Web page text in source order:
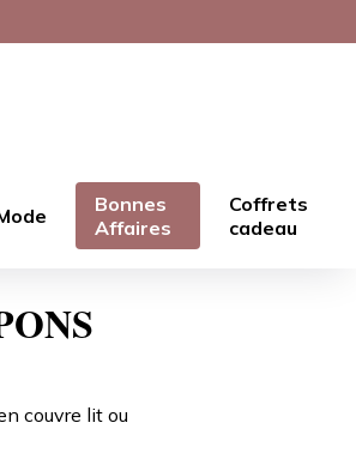
Bonnes
Affaires
Coffrets
cadeau
couvre lit ou